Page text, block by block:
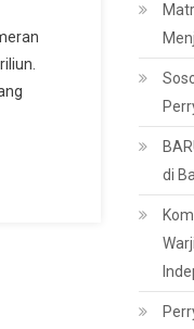
di